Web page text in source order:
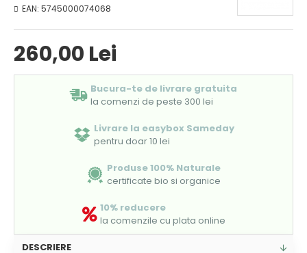
260,00 Lei
EAN: 5745000074068
Bucura-te de livrare gratuita
la comenzi de peste 300 lei
Livrare la easybox Sameday
pentru doar 10 lei
Produse 100% Naturale
certificate bio si organice
10% reducere
la comenzile cu plata online
DESCRIERE